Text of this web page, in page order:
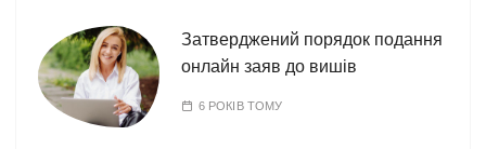
Затверджений порядок подання
онлайн заяв до вишів
6 РОКІВ ТОМУ